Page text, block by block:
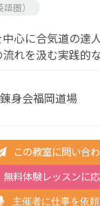
圏）
心に合気道の達
れを汲む実践的
身会福岡道場
この教室に問い合
無料体験レッスンに
主催者に仕事を依